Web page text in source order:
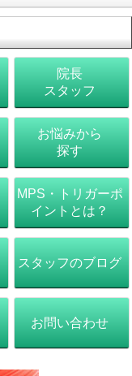
院長
スタッフ
お悩みから
探す
MPS・トリガーポ
イントとは？
スタッフのブログ
お問い合わせ